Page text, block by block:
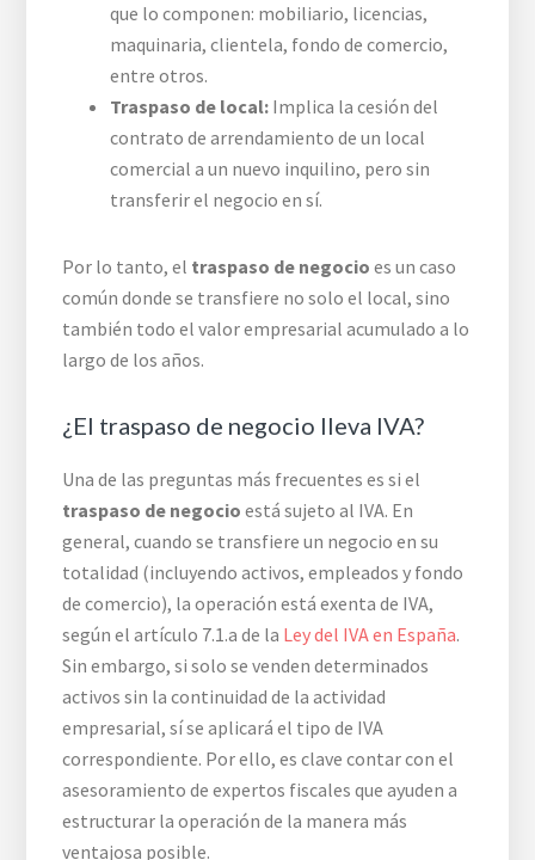
que lo componen: mobiliario, licencias,
maquinaria, clientela, fondo de comercio,
entre otros.
Traspaso de local: Implica la cesión del
contrato de arrendamiento de un local
comercial a un nuevo inquilino, pero sin
transferir el negocio en sí.
Por lo tanto, el traspaso de negocio es un caso
común donde se transfiere no solo el local, sino
también todo el valor empresarial acumulado a lo
largo de los años.
¿El traspaso de negocio lleva IVA?
Una de las preguntas más frecuentes es si el
traspaso de negocio está sujeto al IVA. En
general, cuando se transfiere un negocio en su
totalidad (incluyendo activos, empleados y fondo
de comercio), la operación está exenta de IVA,
según el artículo 7.1.a de la Ley del IVA en España.
Sin embargo, si solo se venden determinados
activos sin la continuidad de la actividad
empresarial, sí se aplicará el tipo de IVA
correspondiente. Por ello, es clave contar con el
asesoramiento de expertos fiscales que ayuden a
estructurar la operación de la manera más
ventajosa posible.